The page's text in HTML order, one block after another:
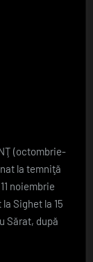
(octombrie-
la temniţă
noiembrie
Sighet la 15
Sărat, după